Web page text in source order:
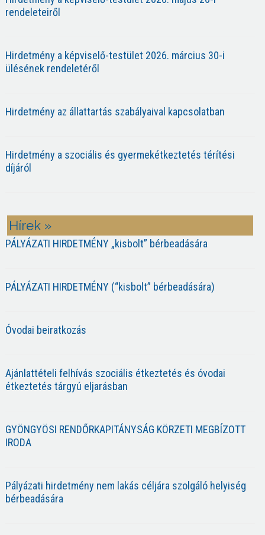
rendeleteiről
Hirdetmény a képviselő-testület 2026. március 30-i
ülésének rendeletéről
Hirdetmény az állattartás szabályaival kapcsolatban
Hirdetmény a szociális és gyermekétkeztetés térítési
díjáról
Hírek »
PÁLYÁZATI HIRDETMÉNY „kisbolt” bérbeadására
PÁLYÁZATI HIRDETMÉNY (“kisbolt” bérbeadására)
Óvodai beiratkozás
Ajánlattételi felhívás szociális étkeztetés és óvodai
étkeztetés tárgyú eljarásban
GYÖNGYÖSI RENDŐRKAPITÁNYSÁG KÖRZETI MEGBÍZOTT
IRODA
Pályázati hirdetmény nem lakás céljára szolgáló helyiség
bérbeadására